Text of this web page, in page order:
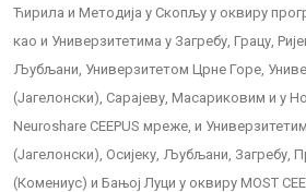
Ћирила и Методија у Скопљу у оквиру
као и Универзитетима у Загребу, Грацу,
Љубљани, Универзитетом Црне Горе,
(Јагелонски), Сарајеву, Масариковим и у
Neuroshare CEEPUS мреже, и
(Јагелонски), Осијеку, Љубљани, Загребу,
(Комениус) и Бањој Луци у оквиру MOST